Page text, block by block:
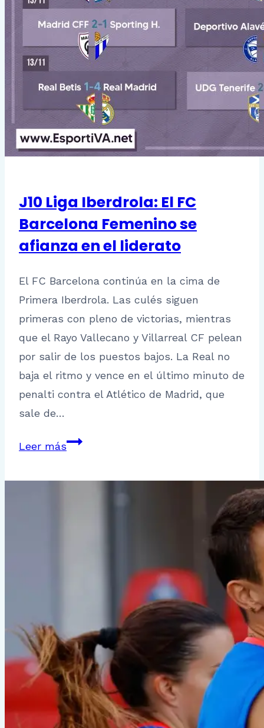
J10 Liga Iberdrola: El FC
Barcelona Femenino se
afianza en el liderato
El FC Barcelona continúa en la cima de
Primera Iberdrola. Las culés siguen
primeras con pleno de victorias, mientras
que el Rayo Vallecano y Villarreal CF pelean
por salir de los puestos bajos. La Real no
baja el ritmo y vence en el último minuto de
penalti contra el Atlético de Madrid, que
sale de…
Leer másJ10
Iberdrola:
liderato